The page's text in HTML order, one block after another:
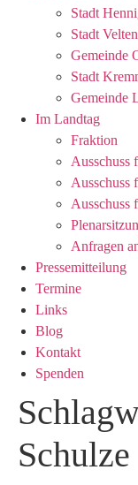
Stadt
Stadt Velten
Gemeinde
Stadt
Gemeinde
Im Landtag
Fraktion
Ausschuss
Ausschuss
Ausschuss
Anfragen
Pressemitteilung
Termine
Links
Blog
Kontakt
Spenden
Schulze